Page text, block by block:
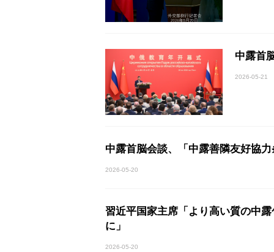
中露首
2026-05-21
中露首脳会談、「中露善隣友好協
2026-05-20
習近平国家主席「より高い質の中
に」
2026-05-20